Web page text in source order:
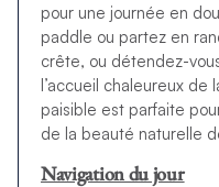
pour une journée en
paddle ou partez en
crête, ou détendez-
l’accueil chaleureux
paisible est parfaite
de la beauté naturelle
Navigation du jour